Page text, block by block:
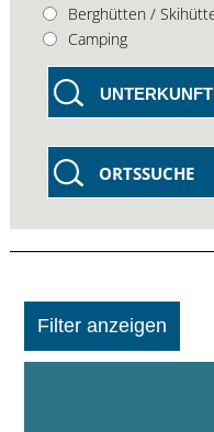
Berghütten /
Camping
ORTSSUCHE
Filter anzeigen